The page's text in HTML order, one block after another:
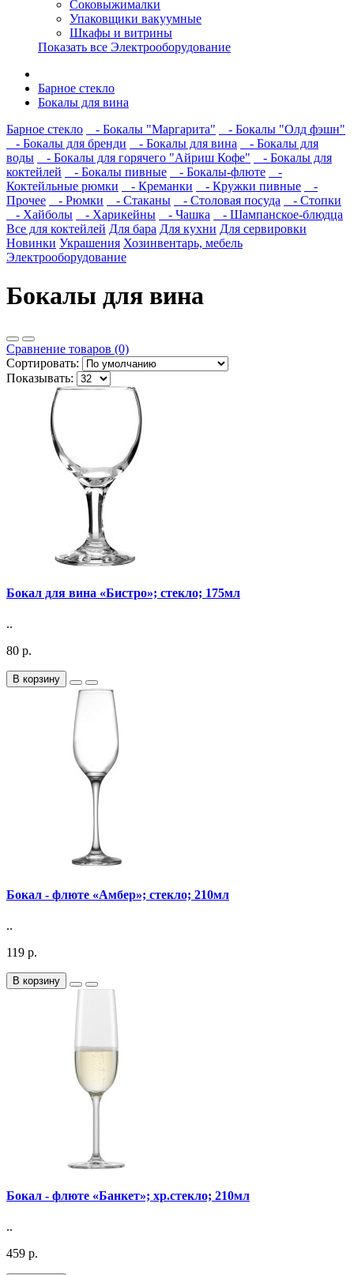
Соковыжималки
Упаковщики вакуумные
Шкафы и витрины
Показать все Электрооборудование
Барное стекло
Бокалы для вина
Барное стекло
- Бокалы "Маргарита"
- Бокалы "Олд фэшн"
- Бокалы для бренди
- Бокалы для вина
- Бокалы для
воды
- Бокалы для горячего "Айриш Кофе"
- Бокалы для
коктейлей
- Бокалы пивные - Бокалы-флюте
-
Коктейльные рюмки
- Креманки - Кружки пивные
-
Прочее
- Рюмки - Стаканы - Столовая посуда
- Стопки
- Хайболы
- Харикейны - Чашка
- Шампанское-блюдца
Все для коктейлей Для бара Для кухни Для сервировки
Новинки Украшения Хозинвентарь, мебель
Электрооборудование
Бокалы для вина
Сравнение товаров (0)
Сортировать:
Показывать:
Бокал для вина «Бистро»; стекло; 175мл
..
80 р.
В корзину
Бокал - флюте «Амбер»; стекло; 210мл
..
119 р.
В корзину
Бокал - флюте «Банкет»; хр.стекло; 210мл
..
459 р.